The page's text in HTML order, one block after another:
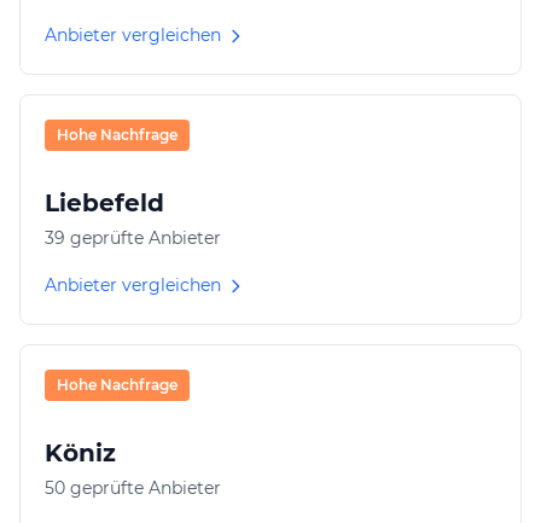
Anbieter vergleichen
Hohe Nachfrage
Liebefeld
39 geprüfte Anbieter
Anbieter vergleichen
Hohe Nachfrage
Köniz
50 geprüfte Anbieter